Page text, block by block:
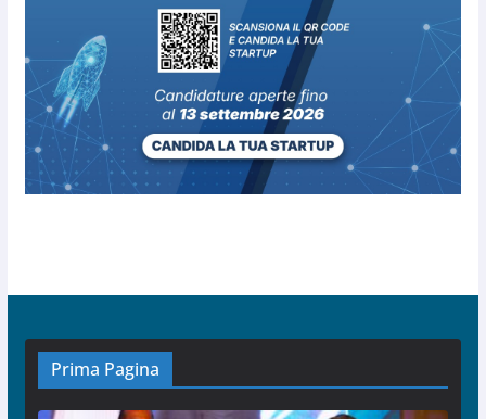
Prima Pagina